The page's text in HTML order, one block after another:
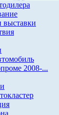
выставки
2008-...